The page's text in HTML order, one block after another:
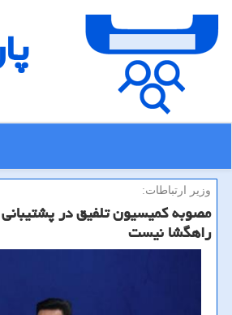
وزیر ارتباطات:
مصوبه كمیسیون تلفیق در پشتیبانی
راهگشا نیست